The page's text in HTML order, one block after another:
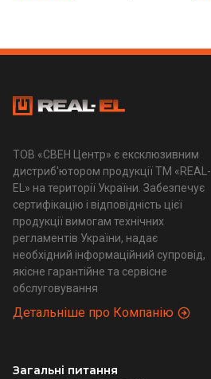
ТОВ «СВЕН Центр» є ексклюзивним
дистриб'ютором продукції ТМ «REAL-
EL» на території України. Забезпечує
сертифікацію і відповідність цієї
продукції вимогам технічних
регламентів України, надає
необхідний інформаційний супровід,
якісне гарантійне та сервісне
обслуговування
Детальніше про Компанію
Загальні питання